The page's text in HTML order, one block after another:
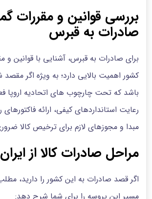
بررسی قوانین و مقررات
صادرات به قبرس
برای صادرات به قبرس، آشنایی با قوانین و
کشور اهمیت بالایی دارد؛ به ویژه اگر
باشد که تحت چارچوب های اتحادیه اروپا
رعایت استانداردهای کیفی، ارائه
مبدا و مجوزهای لازم برای ترخیص کالا
مراحل صادرات کالا از
اگر قصد صادرات به این کشور را دارید،
مسیر این پروسه را برای شما شرح دهد: